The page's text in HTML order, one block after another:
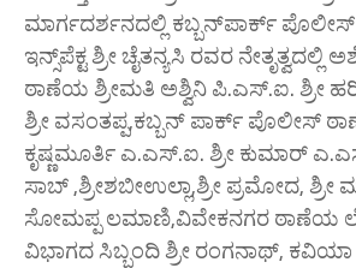
ಮಾರ್ಗದರ್ಶನದಲ್ಲಿ ಕಬ್ಬನ್‌ಪಾರ್ಕ್
ಇನ್ಸ್‌ಪೆಕ್ಟ‌ ಶ್ರೀ ಚೈತನ್ಯಸಿ ರವರ
ಠಾಣೆಯ ಶ್ರೀಮತಿ ಅಶ್ವಿನಿ ಪಿ.ಎಸ್‌.ಐ. ಶ್ರೀ
ಶ್ರೀ ವಸಂತಪ್ಪ,ಕಬ್ಬನ್‌ ಪಾರ್ಕ್ ಪೊಲೀಸ್
ಕೃಷ್ಣಮೂರ್ತಿ ಎ.ಎಸ್.ಐ. ಶ್ರೀ ಕುಮಾರ್
ಸಾಬ್ ,ಶ್ರೀಶಬೀಉಲ್ಲಾ,ಶ್ರೀ ಪ್ರಮೋದ,
ಸೋಮಪ್ಪ ಲಮಾಣಿ,ವಿವೇಕನಗರ ಠಾಣೆಯ
ವಿಭಾಗದ ಸಿಬ್ಬಂದಿ ಶ್ರೀ ರಂಗನಾಥ್,